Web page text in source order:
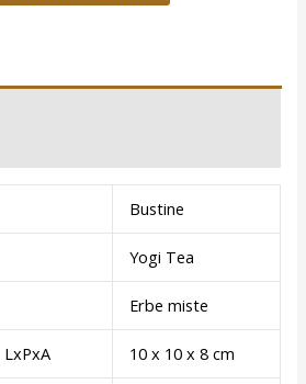
Bustine
Yogi Tea
Erbe miste
10 x 10 x 8 cm